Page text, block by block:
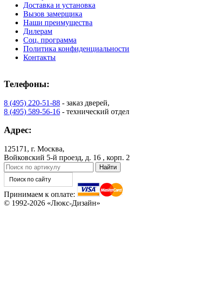
Доставка и установка
Вызов замерщика
Наши преимущества
Дилерам
Соц. программа
Политика конфиденциальности
Контакты
Телефоны:
8 (495) 220-51-88 - заказ дверей,
8 (495) 589-56-16 - технический отдел
Адрес:
125171, г. Москва,
Войковский 5-й проезд, д. 16 , корп. 2
Принимаем к оплате:
© 1992-2026 «Люкс-Дизайн»